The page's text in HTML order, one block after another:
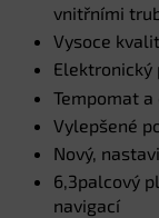
vnitřními
Vysoce
Elektronický
Tempomat
Vylepšené
Nový,
6,3palcový
navigací